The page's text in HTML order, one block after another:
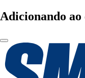
Adicionando